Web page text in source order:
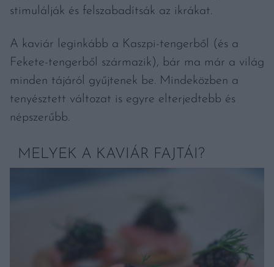
stimulálják és felszabadítsák az ikrákat.
A kaviár leginkább a Kaszpi-tengerből (és a
Fekete-tengerből származik), bár ma már a világ
minden tájáról gyűjtenek be. Mindeközben a
tenyésztett változat is egyre elterjedtebb és
népszerűbb.
MELYEK A KAVIÁR FAJTÁI?